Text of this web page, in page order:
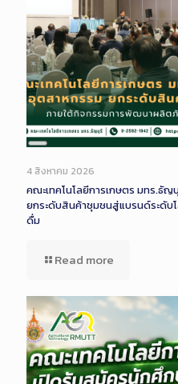
Long
Description
4 สิงหาคม 2026
คณะเทคโนโลยีการเกษตร มทร.ธั
ยกระดับสินค้าชุมชนสู่แบรนด์ระดับ
ดื่ม
Read more